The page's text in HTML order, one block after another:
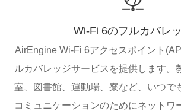
Wi-Fi 6のフルカバレ
AirEngine Wi-Fi 6アクセスポイント
ルカバレッジサービスを提供します。
室、図書館、運動場、寮など、いつで
コミュニケーションのためにネットワ